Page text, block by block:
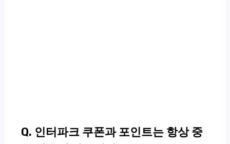
Q. 인터파크 쿠폰과 포인트는 항상 중